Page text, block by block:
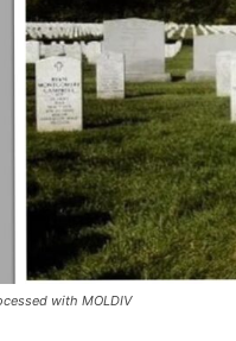
with MOLDIV